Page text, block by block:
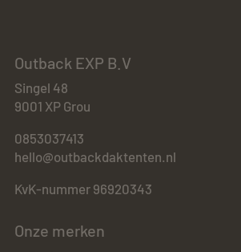
Outback EXP B.V
Singel 48
9001 XP Grou
0853037413
hello@outbackdaktenten.nl
KvK-nummer 96920343
Onze merken